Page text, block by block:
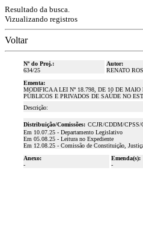
Resultado da busca.
Vizualizando registros
Voltar
Nº do Proj.:
634/25
Autor:
RENATO
Ementa:
MODIFICA A LEI Nº 18.798, DE 10 DE
PÚBLICOS E PRIVADOS DE SAÚDE NO
Descrição:
Distribuição/Comissões: CCJR/CDDM/CPSS/
Em 10.07.25 - Departamento Legislativo
Em 05.08.25 - Leitura no Expediente
Em 12.08.25 - Comissão de Constituição,
Anexo:
-
Emenda(s):
-